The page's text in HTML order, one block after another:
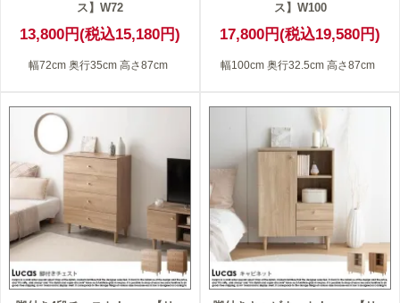
ス】W72
13,800円(税込15,180円)
幅72cm 奥行35cm 高さ87cm
ス】W100
17,800円(税込19,580円)
幅100cm 奥行32.5cm 高さ87cm